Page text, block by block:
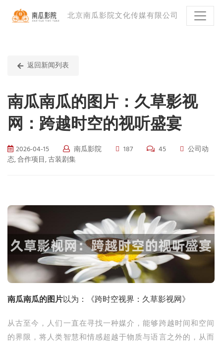
北京南瓜影院文化传媒有限公司
返回新闻列表
南瓜南瓜的图片：久草影视
网：跨越时空的视听盛宴
2026-04-15 南瓜影院 187 45
公司动
态, 合作项目, 古装剧集
南瓜南瓜的图片以为：《跨时空视界：久草影视网》
从古至今，人们一直在寻找一种媒介，能够跨越时间和空间
的界限，将人类智慧和情感超越于物质与语言之外的，从而